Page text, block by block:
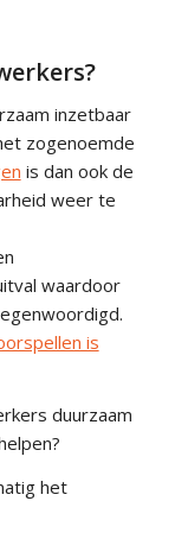
inzetbaar
zogenoemde
is dan ook de
weer te
waardoor
is
duurzaam
het